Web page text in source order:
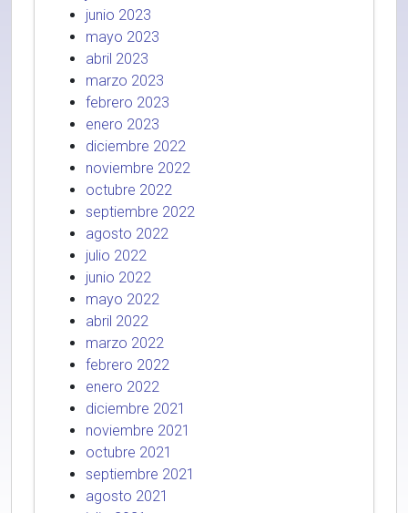
junio 2023
mayo 2023
abril 2023
marzo 2023
febrero 2023
enero 2023
diciembre 2022
noviembre 2022
octubre 2022
septiembre 2022
agosto 2022
julio 2022
junio 2022
mayo 2022
abril 2022
marzo 2022
febrero 2022
enero 2022
diciembre 2021
noviembre 2021
octubre 2021
septiembre 2021
agosto 2021